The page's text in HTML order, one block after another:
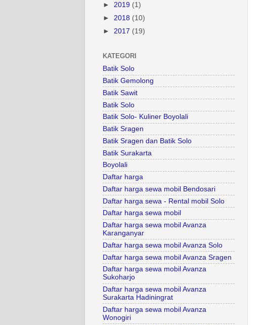
► 2019 (1)
► 2018 (10)
► 2017 (19)
KATEGORI
Batik Solo
Batik Gemolong
Batik Sawit
Batik Solo
Batik Solo- Kuliner Boyolali
Batik Sragen
Batik Sragen dan Batik Solo
Batik Surakarta
Boyolali
Daftar harga
Daftar harga sewa mobil Bendosari
Daftar harga sewa - Rental mobil Solo
Daftar harga sewa mobil
Daftar harga sewa mobil Avanza
Karanganyar
Daftar harga sewa mobil Avanza Solo
Daftar harga sewa mobil Avanza Sragen
Daftar harga sewa mobil Avanza
Sukoharjo
Daftar harga sewa mobil Avanza
Surakarta Hadiningrat
Daftar harga sewa mobil Avanza
Wonogiri